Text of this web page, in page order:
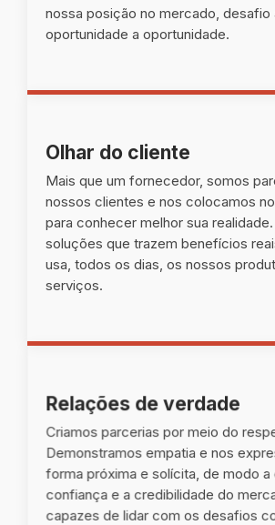
nossa posição no mercado, desafio
oportunidade a oportunidade.
Olhar do cliente
Mais que um fornecedor, somos
nossos clientes e nos colocamos
para conhecer melhor sua
soluções que trazem benefícios
usa, todos os dias, os nossos
serviços.
Relações de verdade
Criamos parcerias por meio do
Demonstramos empatia e nos
forma próxima e solícita, de modo a
confiança e a credibilidade do
capazes de lidar com os desafios